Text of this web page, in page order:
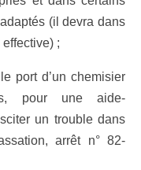
(il devra dans
;
port d’un chemisier
pour une aide-
un trouble dans
arrêt n° 82-